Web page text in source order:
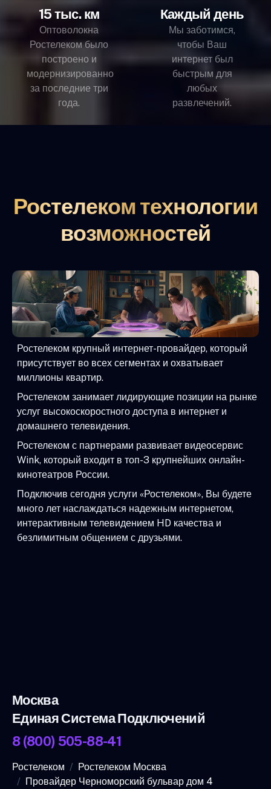
15 тыс. км
Оптоволокна
Ростелеком было
построено и
модернизированно
за последние три
года.
Каждый день
Мы заботимся,
чтобы Ваш
интернет был
быстрым для
любых
развлечений.
Ростелеком технологии
возможностей
Ростелеком крупный интернет-провайдер, который
присутствует во всех сегментах и охватывает
миллионы квартир.
Ростелеком занимает лидирующие позиции на рынке
услуг высокоскоростного доступа в интернет и
домашнего телевидения.
Ростелеком с партнерами развивает видеосервис
Wink, который входит в топ-3 крупнейших онлайн-
кинотеатров России.
Подключив сегодня услуги «Ростелеком», Вы будете
много лет наслаждаться надежным интернетом,
интерактивным телевидением HD качества и
безлимитным общением с друзьями.
Москва
Единая Система Подключений
8 (800) 505-88-41
Ростелеком
Ростелеком Москва
Провайдер Черноморский бульвар дом 4